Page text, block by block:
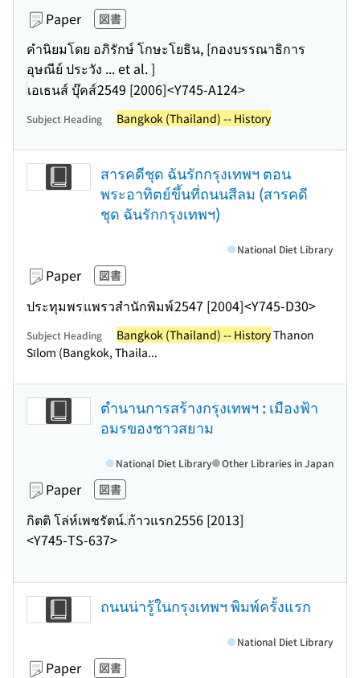
Paper 図書
คำนิยมโดย อภิรักษ์ โกษะโยธิน, [กองบรรณาธิการ
อุษณีย์ ประวัง ... et al. ]
เอเธนส์ บุ๊คส์2549 [2006]<Y745-A124>
Subject Heading Bangkok (Thailand) -- History
สารคดีชุด ฉันรักกรุงเทพฯ ตอน
พระอาทิตย์ขึ้นที่ถนนสีลม (สารคดี
ชุด ฉันรักกรุงเทพฯ)
Paper 図書
ประทุมพรแพรวสำนักพิมพ์2547 [2004]<Y745-D30>
National Diet Library
Subject Heading Bangkok (Thailand) -- HistoryThanon
Sīlom (Bangkok, Thaila...
ตำนานการสร้างกรุงเทพฯ : เมืองฟ้า
อมรของชาวสยาม
Paper 図書
กิตติ โล่ห์เพชรัตน์.ก้าวแรก2556 [2013]
<Y745-TS-637>
National Diet Library Other Libraries in Japan
ถนนน่ารู้ในกรุงเทพฯ พิมพ์ครั้งแรก
Paper 図書
National Diet Library